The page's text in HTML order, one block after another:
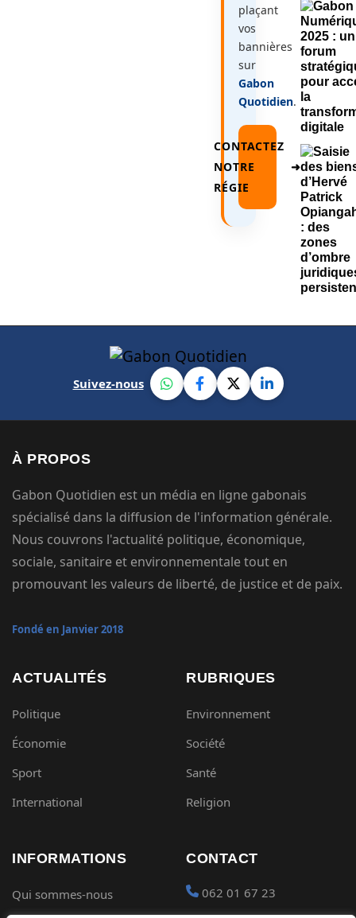
plaçant
vos
bannières
sur
Gabon
Quotidien.
CONTACTEZ
NOTRE
RÉGIE
➜
Suivez-nous
À PROPOS
Gabon Quotidien est un média en ligne gabonais
spécialisé dans la diffusion de l'information générale.
Nous couvrons l'actualité politique, économique,
sociale, sanitaire et environnementale tout en
promouvant les valeurs de liberté, de justice et de paix.
Fondé en Janvier 2018
ACTUALITÉS
Politique
Économie
Sport
International
RUBRIQUES
Environnement
Société
Santé
Religion
INFORMATIONS
Qui sommes-nous
CONTACT
062 01 67 23